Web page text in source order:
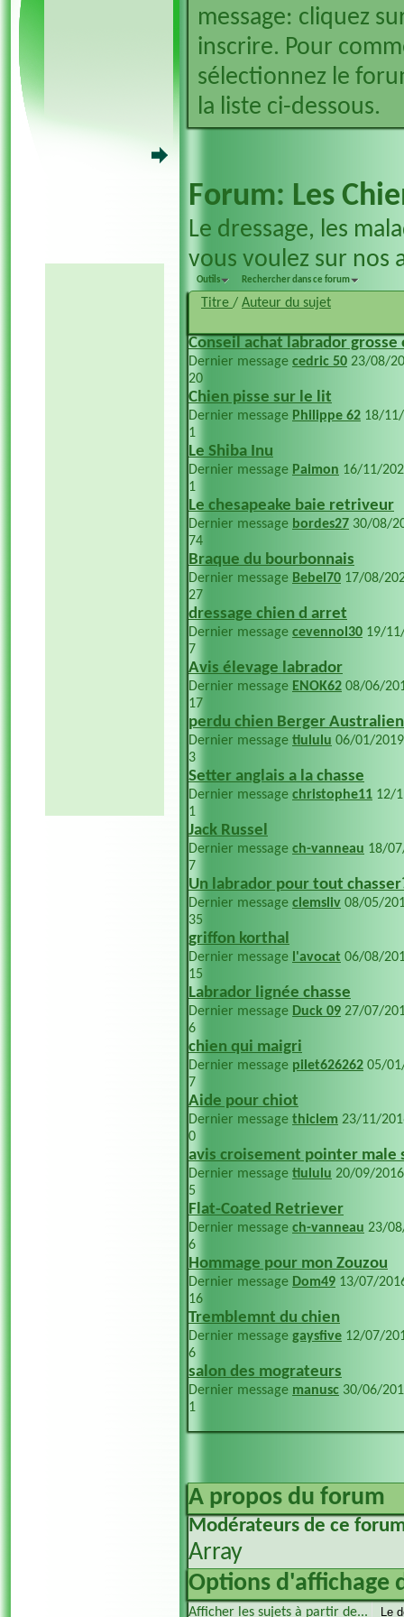
message: cliquez
inscrire. Pour
sélectionnez le
la liste ci-dessous.
Forum: Les
Le dressage, les
vous voulez sur nos
Outils Rechercher dans ce forum
Titre / Auteur du sujet
Conseil achat labrador grosse
Dernier message cedric 50 23/08/
20
Chien pisse sur le lit
Dernier message Philippe 62 18/
1
Le Shiba Inu
Dernier message Paimon 16/11/
1
Le chesapeake baie retriveur
Dernier message bordes27 30/08/
74
Braque du bourbonnais
Dernier message Bebel70 17/08/
27
dressage chien d arret
Dernier message cevennol30 19/
7
Avis élevage labrador
Dernier message ENOK62 08/06/
17
perdu chien Berger
Dernier message tiululu 06/01/
3
Setter anglais a la chasse
Dernier message christophe11 12/
1
Jack Russel
Dernier message ch-vanneau 18/
7
Un labrador pour tout
Dernier message clemsliv 08/05/
35
griffon korthal
Dernier message l'avocat 06/08/
15
Labrador lignée chasse
Dernier message Duck 09 27/07/
6
chien qui maigri
Dernier message pilet626262 05/
7
Aide pour chiot
Dernier message thiclem 23/11/
0
avis croisement pointer
Dernier message tiululu 20/09/
5
Flat-Coated Retriever
Dernier message ch-vanneau 23/
6
Hommage pour mon Zouzou
Dernier message Dom49 13/07/
16
Tremblemnt du chien
Dernier message gaysfive 12/07/
6
salon des mograteurs
Dernier message manusc 30/06/
1
A propos du forum
Modérateurs de ce
Array
Options d'affichage
Afficher les sujets à partir de...